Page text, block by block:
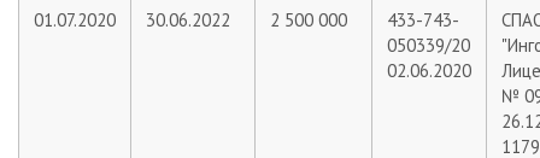
01.07.2020 30.06.2022 2 500 000
433-743-
050339/20
02.06.2020
№